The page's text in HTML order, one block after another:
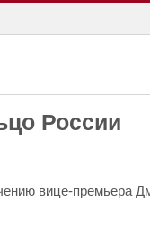
России
вице-премьера